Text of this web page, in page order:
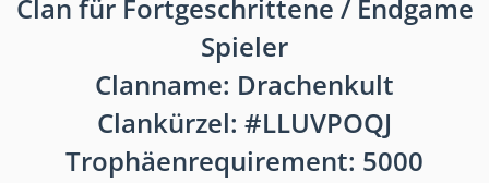
Clan für Fortgeschrittene / Endgame
Spieler
Clanname: Drachenkult
Clankürzel: #LLUVPOQJ
Trophäenrequirement: 5000